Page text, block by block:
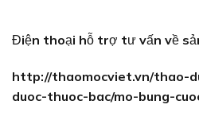
Điện thoại hỗ trợ tư vấn về
http://thaomocviet.vn/thao-
duoc-thuoc-bac/mo-bung-